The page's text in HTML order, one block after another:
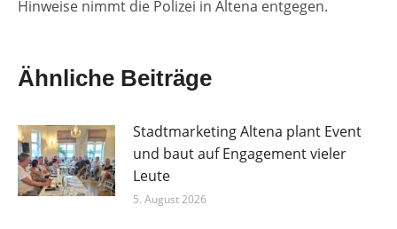
Hinweise nimmt die Polizei in Altena entgegen.
Ähnliche Beiträge
Stadtmarketing Altena plant Event
und baut auf Engagement vieler
Leute
5. August 2026